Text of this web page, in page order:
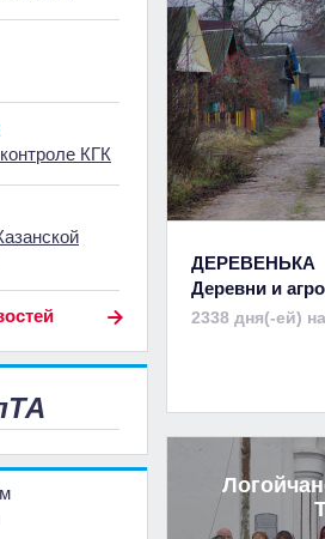
КГК
ДЕРЕВЕНЬКА
Деревни и
2338 дня(-ей)